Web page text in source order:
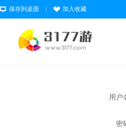
保存到桌面 加入收藏
用户
密